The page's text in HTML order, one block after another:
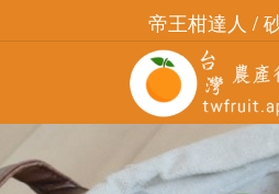
帝王柑達人 /